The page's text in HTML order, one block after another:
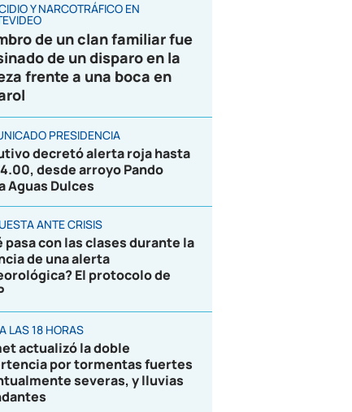
Y NARCOTRÁFICO EN
de un clan familiar fue
de un disparo en la
frente a una boca en
PRESIDENCIA
decretó alerta roja hasta
desde arroyo Pando
Aguas Dulces
ANTE CRISIS
pasa con las clases durante la
de una alerta
El protocolo de
LAS 18 HORAS
actualizó la doble
por tormentas fuertes
severas, y lluvias